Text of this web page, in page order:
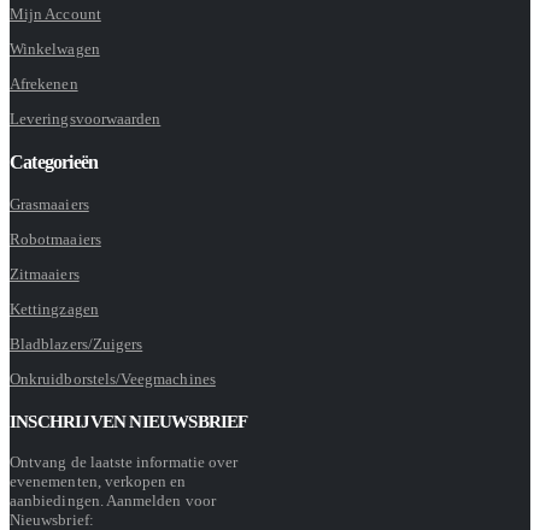
Mijn Account
Winkelwagen
Afrekenen
Leveringsvoorwaarden
Categorieën
Grasmaaiers
Robotmaaiers
Zitmaaiers
Kettingzagen
Bladblazers/Zuigers
Onkruidborstels/Veegmachines
INSCHRIJVEN NIEUWSBRIEF
Ontvang de laatste informatie over
evenementen, verkopen en
aanbiedingen. Aanmelden voor
Nieuwsbrief: